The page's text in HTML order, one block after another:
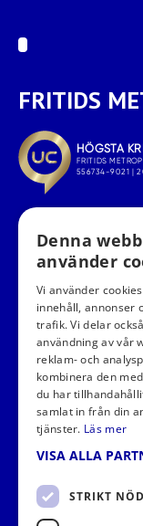
FRITIDS
FÖLJ OSS I
Denna
använder
Vi använder
innehåll, annonser
trafik. Vi delar
användning av vår
reklam- och
kombinera den
du har
samlat in från din
tjänster. Läs mer
VISA ALLA
STRIKT